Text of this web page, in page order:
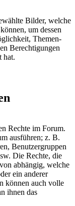
Bilder, welche
um dessen
Themen-
Berechtigungen
hat.
Rechte im Forum.
ausführen; z. B.
Benutzergruppen
Die Rechte, die
abhängig, welche
ein anderer
können auch volle
ihnen das